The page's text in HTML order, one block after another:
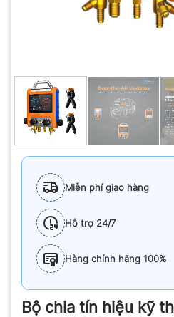
Miễn phí giao hàng
Hỗ trợ 24/7
Hàng chính hãng 100%
Bộ chia tín hiệu kỹ